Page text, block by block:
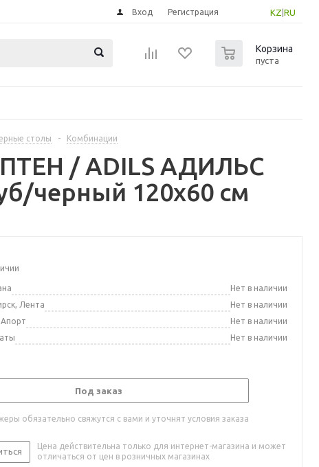
KZ RU
Вход Регистрация
Корзина
пуста
столы - Комбинации
/ ADILS АДИЛЬС
черный 120x60 см
Нет в наличии
Лента
Нет в наличии
Нет в наличии
Нет в наличии
Под заказ
обязательно свяжутся с вами и уточнят условия заказа
Цена действительна только для интернет-магазина и может
отличаться от цен в розничных магазинах